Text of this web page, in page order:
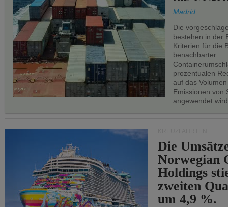
Madrid
Die
bestehen in der
Kriterien für die
benachbarter
prozentualen
auf das
Emissionen von
angewendet
Die
Norwegian
Holdings
zweiten
um 4,9 %.